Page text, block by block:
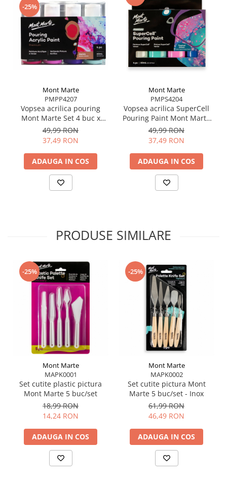
Curăță imediat după utilizare și usucă bine lama
pentru a preveni deteriorarea.
-25%
Mont Marte
PMPP4207
Vopsea acrilica pouring
Mont Marte Set 4 buc x
60ml - Aurora
49,99 RON
37,49 RON
ADAUGA IN COS
Mont Marte
PMPS4204
Vopsea acrilica SuperCell
Pouring Paint Mont Marte
4buc x60ml - Tropical
Ocean
49,99 RON
37,49 RON
ADAUGA IN COS
PRODUSE SIMILARE
-25%
Mont Marte
MAPK0001
Set cutite plastic pictura
Mont Marte 5 buc/set
18,99 RON
14,24 RON
ADAUGA IN COS
-25%
Mont Marte
MAPK0002
Set cutite pictura Mont
Marte 5 buc/set - Inox
61,99 RON
46,49 RON
ADAUGA IN COS